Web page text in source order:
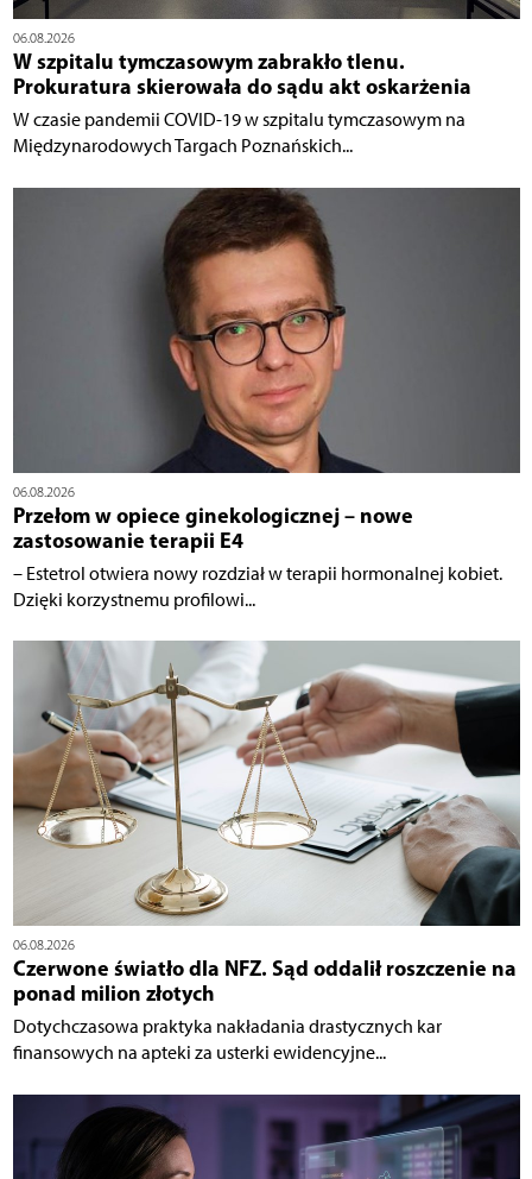
06.08.2026
W szpitalu tymczasowym zabrakło tlenu.
Prokuratura skierowała do sądu akt oskarżenia
W czasie pandemii COVID-19 w szpitalu tymczasowym na
Międzynarodowych Targach Poznańskich...
06.08.2026
Przełom w opiece ginekologicznej – nowe
zastosowanie terapii E4
– Estetrol otwiera nowy rozdział w terapii hormonalnej kobiet.
Dzięki korzystnemu profilowi...
06.08.2026
Czerwone światło dla NFZ. Sąd oddalił roszczenie na
ponad milion złotych
Dotychczasowa praktyka nakładania drastycznych kar
finansowych na apteki za usterki ewidencyjne...